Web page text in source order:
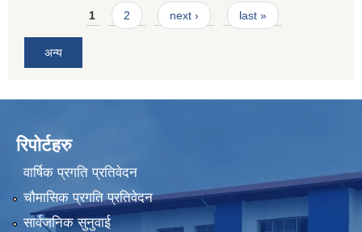
Pages1 2 next › last »
अन्य
रिपोर्टहरु
वार्षिक प्रगति प्रतिवेदन
चौमासिक प्रगति प्रतिवेदन
सार्वजनिक सुनुवाई